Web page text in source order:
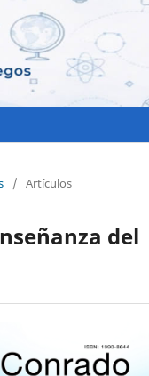
/ Artículos
del